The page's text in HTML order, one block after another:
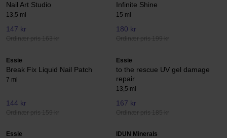
Nail Art Studio
13,5 ml
147 kr
Ordinær pris 163 kr
Infinite Shine
15 ml
180 kr
Ordinær pris 199 kr
Essie
Break Fix Liquid Nail Patch
7 ml
144 kr
Ordinær pris 159 kr
Essie
to the rescue UV gel damage
repair
13,5 ml
167 kr
Ordinær pris 185 kr
Essie IDUN Minerals